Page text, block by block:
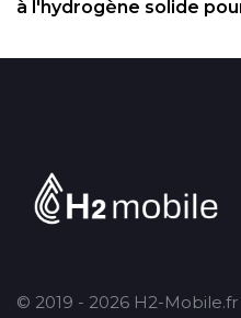
à l'hydrogène solide
© 2019 - 2026 H2-Mobile.fr